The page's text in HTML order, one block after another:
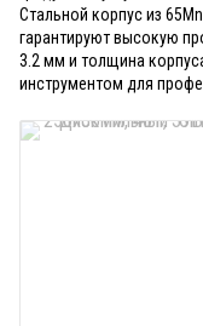
Стальной корпус из
гарантируют высокую
3.2 мм и толщина
инструментом для